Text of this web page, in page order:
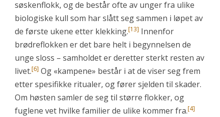
søskenflokk, og de består ofte av unger fra ulike
biologiske kull som har slått seg sammen i løpet av
de første ukene etter klekking.[13] Innenfor
brødreflokken er det bare helt i begynnelsen de
unge sloss – samholdet er deretter sterkt resten av
livet.[6] Og «kampene» består i at de viser seg frem
etter spesifikke ritualer, og fører sjelden til skader.
Om høsten samler de seg til større flokker, og
fuglene vet hvilke familier de ulike kommer fra.[4]